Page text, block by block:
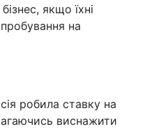
якщо їхні
на
робила ставку на
виснажити